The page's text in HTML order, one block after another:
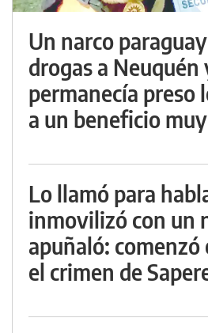
Un narco
drogas a Neuquén
permanecía preso
a un beneficio
Lo llamó para
inmovilizó con un
apuñaló:
el crimen de